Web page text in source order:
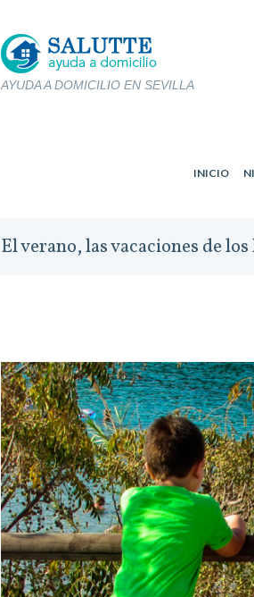
AYUDA A DOMICILIO EN SEVILLA
INICIO
El verano, las vacaciones de